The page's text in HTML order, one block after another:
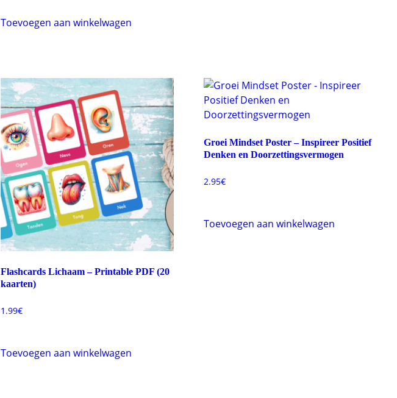
Toevoegen aan winkelwagen
Flashcards Lichaam – Printable PDF (20
kaarten)
1.99€
Toevoegen aan winkelwagen
Groei Mindset Poster – Inspireer Positief
Denken en Doorzettingsvermogen
2.95€
Toevoegen aan winkelwagen